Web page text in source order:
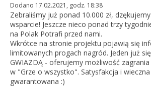
Dodano 17.02.2021, godz. 18:38
Zebraliśmy już ponad 10.000 zł,
wsparcie! Jeszcze nieco ponad trzy
na Polak Potrafi przed nami.
Wkrótce na stronie projektu pojawią się
limitowanych progach nagród. Jeden już
GWIAZDĄ - oferujemy możliwość
w "Grze o wszystko". Satysfakcja i wieczna
gwarantowana :)